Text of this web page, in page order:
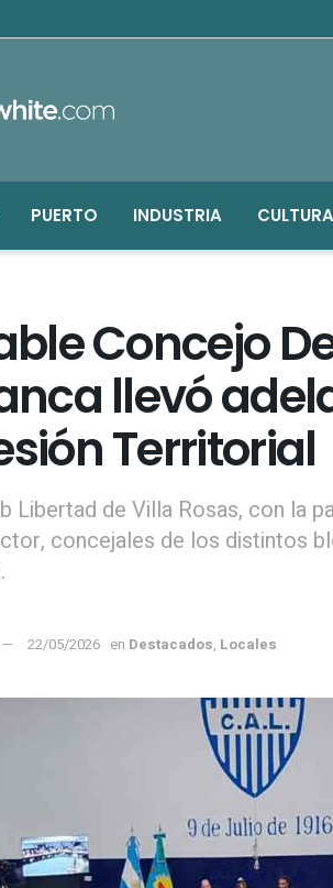
PUERTO INDUSTRIA CULTURA
Concejo
llevó
Territorial
Libertad de Villa Rosas, con la
concejales de los distintos
22/05/2026 en Destacados, Locales